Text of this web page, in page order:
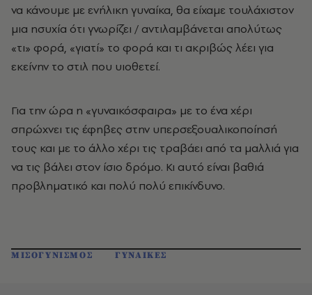
να κάνουμε με ενήλικη γυναίκα, θα είχαμε τουλάχιστον
μια ησυχία ότι γνωρίζει / αντιλαμβάνεται απολύτως
«τι» φορά, «γιατί» το φορά και τι ακριβώς λέει για
εκείνην το στιλ που υιοθετεί.
Για την ώρα η «γυναικόσφαιρα» με το ένα χέρι
σπρώχνει τις έφηβες στην υπερσεξουαλικοποίησή
τους και με το άλλο χέρι τις τραβάει από τα μαλλιά για
να τις βάλει στον ίσιο δρόμο. Κι αυτό είναι βαθιά
προβληματικό και πολύ πολύ επικίνδυνο.
ΜΙΣΟΓΥΝΙΣΜΟΣ ΓΥΝΑΙΚΕΣ